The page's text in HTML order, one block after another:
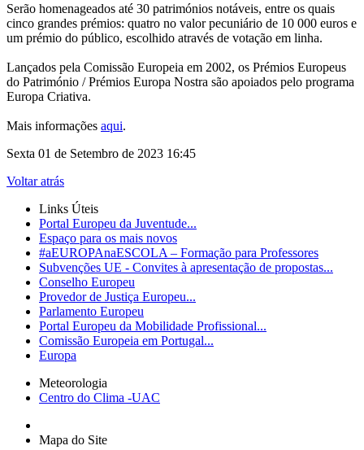
Serão homenageados até 30 patrimónios notáveis, entre os quais
cinco grandes prémios: quatro no valor pecuniário de 10 000 euros e
um prémio do público, escolhido através de votação em linha.
Lançados pela Comissão Europeia em 2002, os Prémios Europeus
do Património / Prémios Europa Nostra são apoiados pelo programa
Europa Criativa.
Mais informações aqui.
Sexta 01 de Setembro de 2023 16:45
Voltar atrás
Links Úteis
Portal Europeu da Juventude...
Espaço para os mais novos
#aEUROPAnaESCOLA – Formação para Professores
Subvenções UE - Convites à apresentação de propostas...
Conselho Europeu
Provedor de Justiça Europeu...
Parlamento Europeu
Portal Europeu da Mobilidade Profissional...
Comissão Europeia em Portugal...
Europa
Meteorologia
Centro do Clima -UAC
Mapa do Site